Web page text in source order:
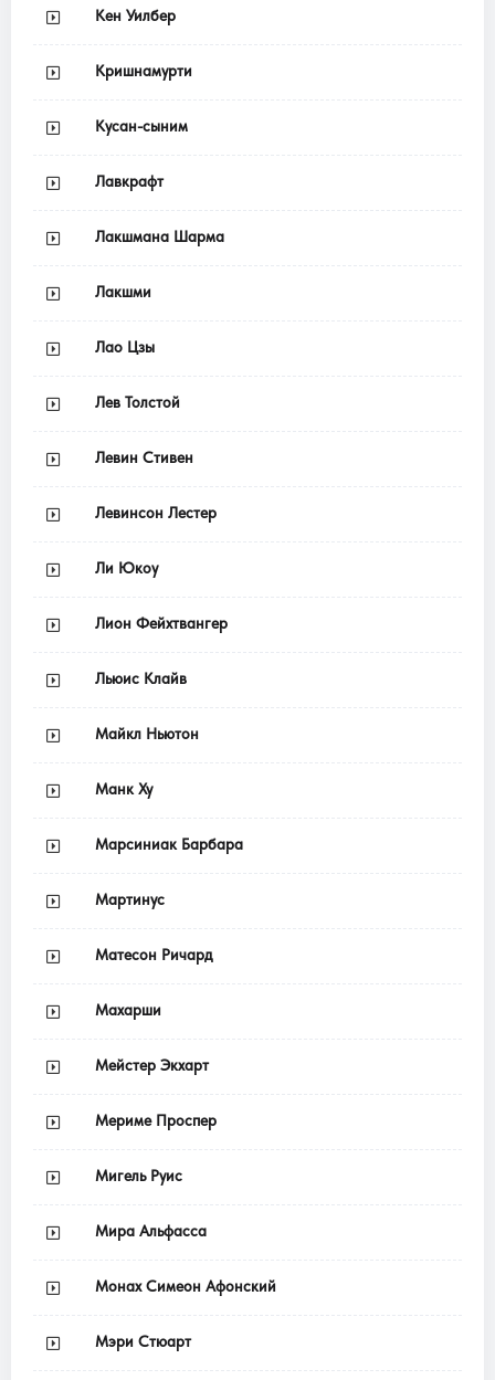
Кен Уилбер
Кришнамурти
Кусан-сыним
Лавкрафт
Лакшмана Шарма
Лакшми
Лао Цзы
Лев Толстой
Левин Стивен
Левинсон Лестер
Ли Юкоу
Лион Фейхтвангер
Льюис Клайв
Майкл Ньютон
Манк Ху
Марсиниак Барбара
Мартинус
Матесон Ричард
Махарши
Мейстер Экхарт
Мериме Проспер
Мигель Руис
Мира Альфасса
Монах Симеон Афонский
Мэри Стюарт